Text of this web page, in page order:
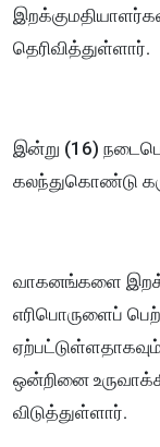
தெரிவித்துள்ளார்.
இன்று (16)
கலந்துகொண்டு
வாகனங்களை
எரிபொருளைப்
ஒன்றினை
விடுத்துள்ளார்.